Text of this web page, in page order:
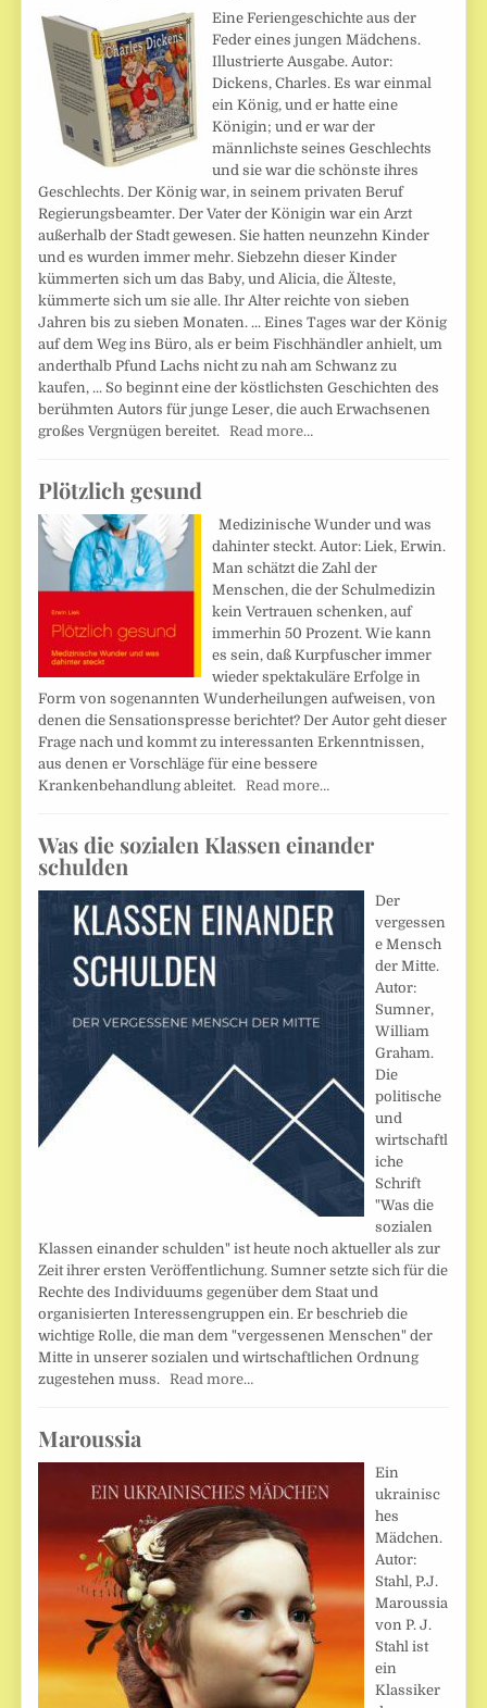
Eine Feriengeschichte aus der
Feder eines jungen Mädchens.
Illustrierte Ausgabe. Autor:
Dickens, Charles. Es war einmal
ein König, und er hatte eine
Königin; und er war der
männlichste seines Geschlechts
und sie war die schönste ihres
Geschlechts. Der König war, in seinem privaten Beruf
Regierungsbeamter. Der Vater der Königin war ein Arzt
außerhalb der Stadt gewesen. Sie hatten neunzehn Kinder
und es wurden immer mehr. Siebzehn dieser Kinder
kümmerten sich um das Baby, und Alicia, die Älteste,
kümmerte sich um sie alle. Ihr Alter reichte von sieben
Jahren bis zu sieben Monaten. ... Eines Tages war der König
auf dem Weg ins Büro, als er beim Fischhändler anhielt, um
anderthalb Pfund Lachs nicht zu nah am Schwanz zu
kaufen, ... So beginnt eine der köstlichsten Geschichten des
berühmten Autors für junge Leser, die auch Erwachsenen
großes Vergnügen bereitet.Read more…
Plötzlich gesund
Medizinische Wunder und was
dahinter steckt. Autor: Liek, Erwin.
Man schätzt die Zahl der
Menschen, die der Schulmedizin
kein Vertrauen schenken, auf
immerhin 50 Prozent. Wie kann
es sein, daß Kurpfuscher immer
wieder spektakuläre Erfolge in
Form von sogenannten Wunderheilungen aufweisen, von
denen die Sensationspresse berichtet? Der Autor geht dieser
Frage nach und kommt zu interessanten Erkenntnissen,
aus denen er Vorschläge für eine bessere
Krankenbehandlung ableitet.Read more…
Was die sozialen Klassen einander
schulden
Der
vergessen
e Mensch
der Mitte.
Autor:
Sumner,
William
Graham.
Die
politische
und
wirtschaftl
iche
Schrift
"Was die
sozialen
Klassen einander schulden" ist heute noch aktueller als zur
Zeit ihrer ersten Veröffentlichung. Sumner setzte sich für die
Rechte des Individuums gegenüber dem Staat und
organisierten Interessengruppen ein. Er beschrieb die
wichtige Rolle, die man dem "vergessenen Menschen" der
Mitte in unserer sozialen und wirtschaftlichen Ordnung
zugestehen muss.Read more…
Maroussia
Ein
ukrainisc
hes
Mädchen.
Autor:
Stahl, P.J.
Maroussia
von P. J.
Stahl ist
ein
Klassiker